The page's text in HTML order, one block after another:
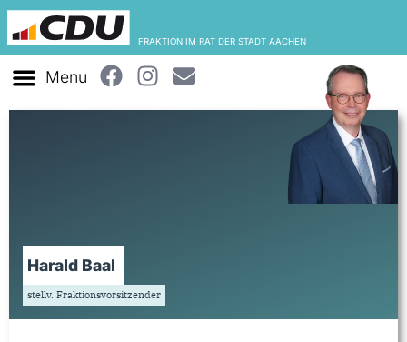
FRAKTION IM RAT DER STADT AACHEN
Harald Baal
stellv. Fraktionsvorsitzender